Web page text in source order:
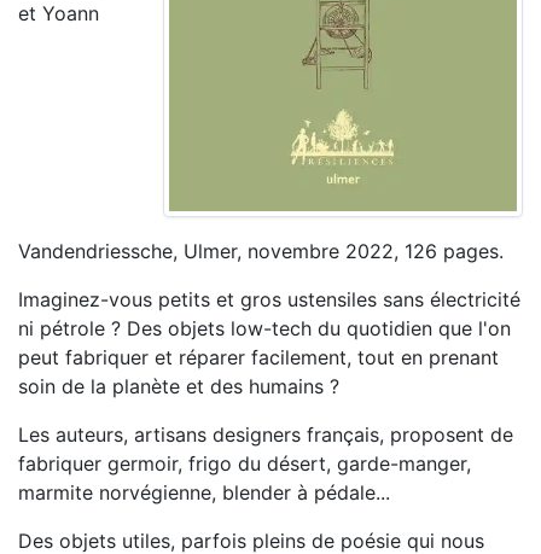
et Yoann
Vandendriessche, Ulmer, novembre 2022, 126 pages.
Imaginez-vous petits et gros ustensiles sans électricité
ni pétrole ? Des objets low-tech du quotidien que l'on
peut fabriquer et réparer facilement, tout en prenant
soin de la planète et des humains ?
Les auteurs, artisans designers français, proposent de
fabriquer germoir, frigo du désert, garde-manger,
marmite norvégienne, blender à pédale...
Des objets utiles, parfois pleins de poésie qui nous